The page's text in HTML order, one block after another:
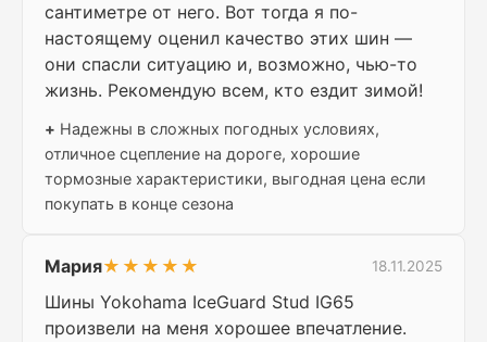
сантиметре от него. Вот тогда я по-
настоящему оценил качество этих шин —
они спасли ситуацию и, возможно, чью-то
жизнь. Рекомендую всем, кто ездит зимой!
+ Надежны в сложных погодных условиях,
отличное сцепление на дороге, хорошие
тормозные характеристики, выгодная цена если
покупать в конце сезона
Мария★★★★★ 18.11.2025
Шины Yokohama IceGuard Stud IG65
произвели на меня хорошее впечатление.